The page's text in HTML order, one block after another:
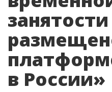
занятости
в России»